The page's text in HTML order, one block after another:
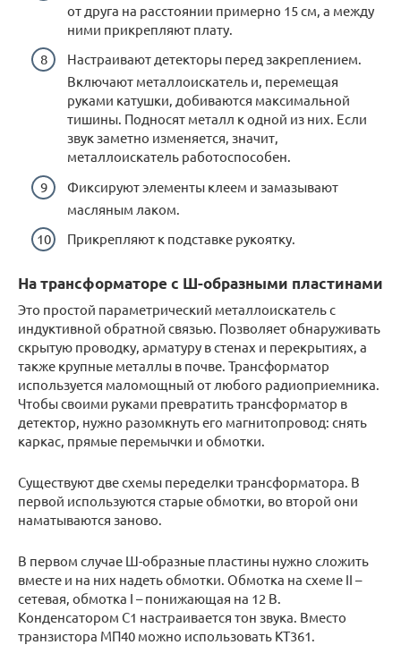
от друга на расстоянии примерно 15 см, а между
ними прикрепляют плату.
Настраивают детекторы перед закреплением.
Включают металлоискатель и, перемещая
руками катушки, добиваются максимальной
тишины. Подносят металл к одной из них. Если
звук заметно изменяется, значит,
металлоискатель работоспособен.
Фиксируют элементы клеем и замазывают
масляным лаком.
Прикрепляют к подставке рукоятку.
На трансформаторе с Ш-образными пластинами
Это простой параметрический металлоискатель с
индуктивной обратной связью. Позволяет обнаруживать
скрытую проводку, арматуру в стенах и перекрытиях, а
также крупные металлы в почве. Трансформатор
используется маломощный от любого радиоприемника.
Чтобы своими руками превратить трансформатор в
детектор, нужно разомкнуть его магнитопровод: снять
каркас, прямые перемычки и обмотки.
Существуют две схемы переделки трансформатора. В
первой используются старые обмотки, во второй они
наматываются заново.
В первом случае Ш-образные пластины нужно сложить
вместе и на них надеть обмотки. Обмотка на схеме II –
сетевая, обмотка I – понижающая на 12 В.
Конденсатором С1 настраивается тон звука. Вместо
транзистора МП40 можно использовать КТ361.